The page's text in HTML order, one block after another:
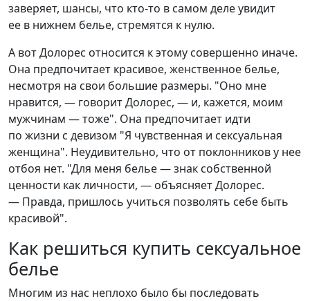
заверяет, шансы, что кто-то в самом деле увидит
ее в нижнем белье, стремятся к нулю.
А вот Долорес относится к этому совершенно иначе.
Она предпочитает красивое, женственное белье,
несмотря на свои большие размеры. "Оно мне
нравится, — говорит Долорес, — и, кажется, моим
мужчинам — тоже". Она предпочитает идти
по жизни с девизом "Я чувственная и сексуальная
женщина". Неудивительно, что от поклонников у нее
отбоя нет. "Для меня белье — знак собственной
ценности как личности, — объясняет Долорес.
— Правда, пришлось учиться позволять себе быть
красивой".
Как решиться купить сексуальное
белье
Многим из нас неплохо было бы последовать